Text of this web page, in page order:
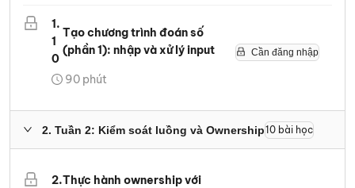
1.
1
0
Tạo chương trình đoán số
(phần 1): nhập và xử lý input
90 phút
Cần đăng nhập
2. Tuần 2: Kiểm soát luồng và Ownership10 bài học
2.Thực hành ownership với